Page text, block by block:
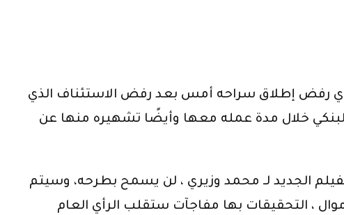
رفض إطلاق سراحه أمس بعد رفض الاستئناف الذي
بسبب اختلاسه مبلغ 63 مليون جنيه من رصيدها البنكي خلال مدة عمله معها وأيضًا تشهيره منها عن
الجديد لـ محمد وزيري ، لن يسمح بطرحه، وسيتم
، التحقيقات بها مفاجآت ستقلب الرأي العام